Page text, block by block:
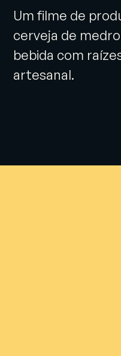
Um filme de
cerveja de
bebida com
artesanal.